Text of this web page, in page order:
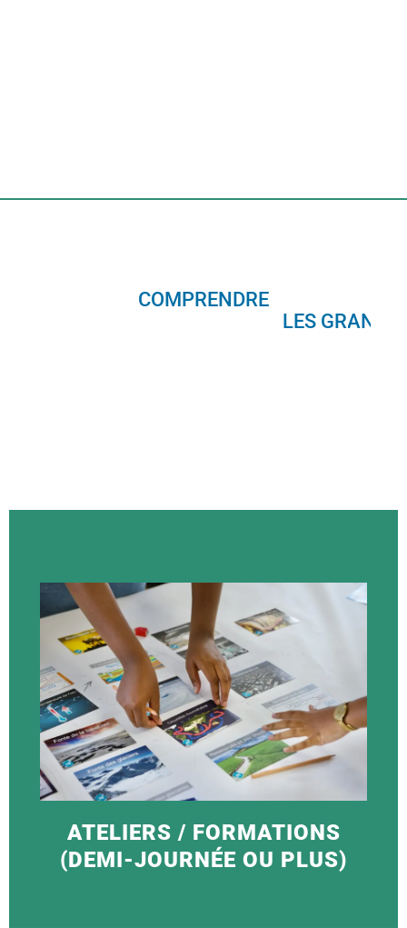
COMPRENDRE
LES GRAN
ATELIERS / FORMATIONS
(DEMI-JOURNÉE OU PLUS)